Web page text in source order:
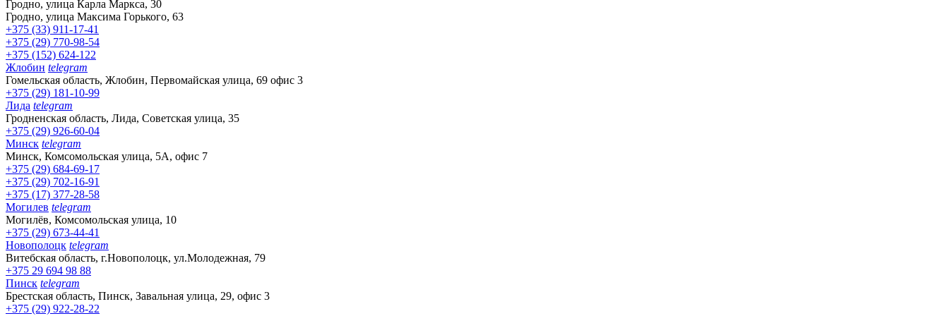
Гродно, улица Карла Маркса, 30
Гродно, улица Максима Горького, 63
+375 (33) 911-17-41
+375 (29) 770-98-54
+375 (152) 624-122
Жлобин telegram
Гомельская область, Жлобин, Первомайская улица, 69 офис 3
+375 (29) 181-10-99
Лида telegram
Гродненская область, Лида, Советская улица, 35
+375 (29) 926-60-04
Минск telegram
Минск, Комсомольская улица, 5А, офис 7
+375 (29) 684-69-17
+375 (29) 702-16-91
+375 (17) 377-28-58
Могилев telegram
Могилёв, Комсомольская улица, 10
+375 (29) 673-44-41
Новополоцк telegram
Витебская область, г.Новополоцк, ул.Молодежная, 79
+375 29 694 98 88
Пинск telegram
Брестская область, Пинск, Завальная улица, 29, офис 3
+375 (29) 922-28-22